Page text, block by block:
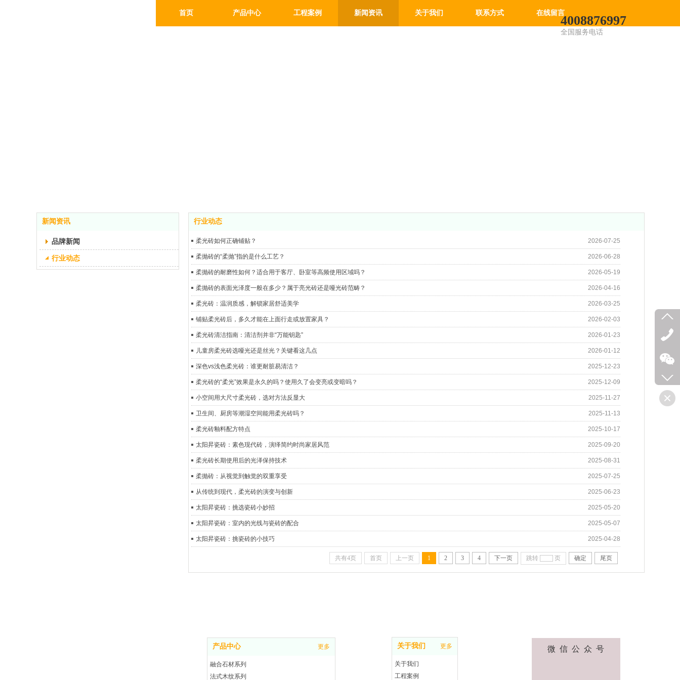
4008876997
全国服务电话
首页 产品中心 工程案例 新闻资讯 关于我们 联系方式 在线留言
新闻资讯
品牌新闻
行业动态
行业动态
柔光砖如何正确铺贴？ 2026-07-25
柔抛砖的“柔抛”指的是什么工艺？ 2026-06-28
柔抛砖的耐磨性如何？适合用于客厅、卧室等高频使用区域吗？ 2026-05-19
柔抛砖的表面光泽度一般在多少？属于亮光砖还是哑光砖范畴？ 2026-04-16
柔光砖：温润质感，解锁家居舒适美学 2026-03-25
铺贴柔光砖后，多久才能在上面行走或放置家具？ 2026-02-03
柔光砖清洁指南：清洁剂并非“万能钥匙” 2026-01-23
儿童房柔光砖选哑光还是丝光？关键看这几点 2026-01-12
深色vs浅色柔光砖：谁更耐脏易清洁？ 2025-12-23
柔光砖的“柔光”效果是永久的吗？使用久了会变亮或变暗吗？ 2025-12-09
小空间用大尺寸柔光砖，选对方法反显大 2025-11-27
卫生间、厨房等潮湿空间能用柔光砖吗？ 2025-11-13
柔光砖釉料配方特点 2025-10-17
太阳昇瓷砖：素色现代砖，演绎简约时尚家居风范 2025-09-20
柔光砖长期使用后的光泽保持技术 2025-08-31
柔抛砖：从视觉到触觉的双重享受 2025-07-25
从传统到现代，柔光砖的演变与创新 2025-06-23
太阳昇瓷砖：挑选瓷砖小妙招 2025-05-20
太阳昇瓷砖：室内的光线与瓷砖的配合 2025-05-07
太阳昇瓷砖：挑瓷砖的小技巧 2025-04-28
共有4页 首页 上一页 1 2 3 4 下一页 跳转 页 确定 尾页
微 信 公 众 号
产品中心 更多
融合石材系列
法式木纹系列
关于我们 更多
关于我们
工程案例